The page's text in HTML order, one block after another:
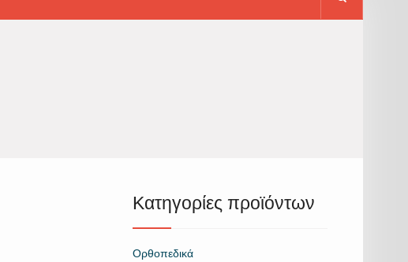
Κατηγορίες προϊόντων
Ορθοπεδικά